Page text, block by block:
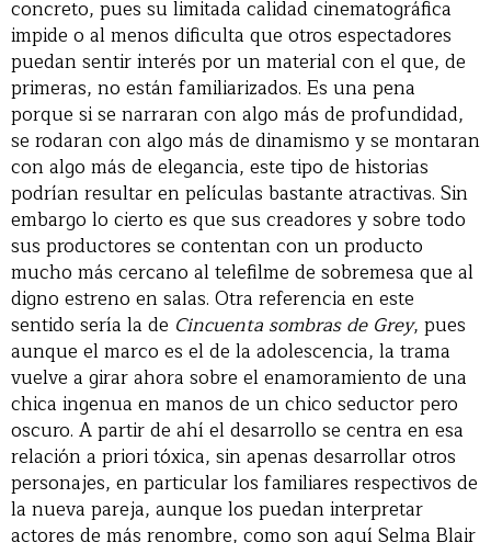
concreto, pues su limitada calidad cinematográfica
impide o al menos dificulta que otros espectadores
puedan sentir interés por un material con el que, de
primeras, no están familiarizados. Es una pena
porque si se narraran con algo más de profundidad,
se rodaran con algo más de dinamismo y se montaran
con algo más de elegancia, este tipo de historias
podrían resultar en películas bastante atractivas. Sin
embargo lo cierto es que sus creadores y sobre todo
sus productores se contentan con un producto
mucho más cercano al telefilme de sobremesa que al
digno estreno en salas. Otra referencia en este
sentido sería la de Cincuenta sombras de Grey, pues
aunque el marco es el de la adolescencia, la trama
vuelve a girar ahora sobre el enamoramiento de una
chica ingenua en manos de un chico seductor pero
oscuro. A partir de ahí el desarrollo se centra en esa
relación a priori tóxica, sin apenas desarrollar otros
personajes, en particular los familiares respectivos de
la nueva pareja, aunque los puedan interpretar
actores de más renombre, como son aquí Selma Blair